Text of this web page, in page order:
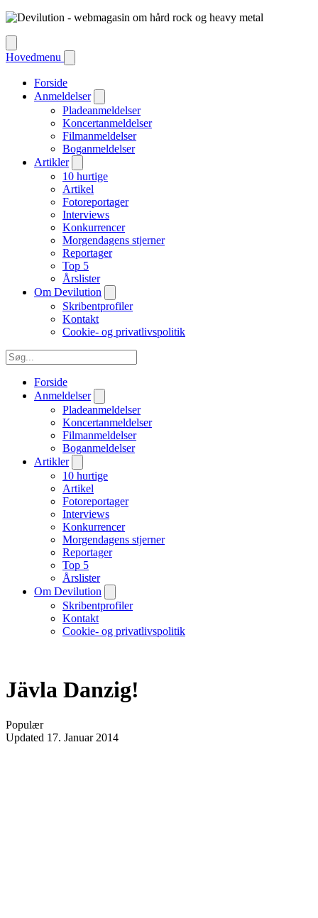
Hovedmenu
Forside
Anmeldelser
Pladeanmeldelser
Koncertanmeldelser
Filmanmeldelser
Boganmeldelser
Artikler
10 hurtige
Artikel
Fotoreportager
Interviews
Konkurrencer
Morgendagens stjerner
Reportager
Top 5
Årslister
Om Devilution
Skribentprofiler
Kontakt
Cookie- og privatlivspolitik
Forside
Anmeldelser
Pladeanmeldelser
Koncertanmeldelser
Filmanmeldelser
Boganmeldelser
Artikler
10 hurtige
Artikel
Fotoreportager
Interviews
Konkurrencer
Morgendagens stjerner
Reportager
Top 5
Årslister
Om Devilution
Skribentprofiler
Kontakt
Cookie- og privatlivspolitik
Jävla Danzig!
Populær
Updated 17. Januar 2014